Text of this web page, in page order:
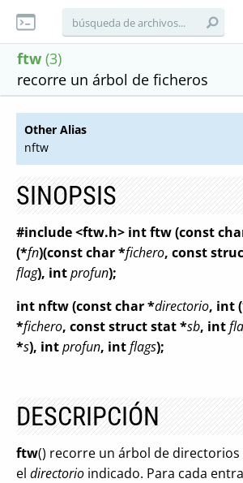
ftw (3)
recorre un árbol de ficheros
Other Alias
nftw
SINOPSIS
#include <ftw.h> int ftw (const
(*fn)(constchar *fichero, const
flag), intprofun);
int nftw (const char *directorio, int
*fichero, const struct stat *sb, int
*s), intprofun, intflags);
DESCRIPCIÓN
ftw() recorre un árbol de
el directorio indicado. Para cada